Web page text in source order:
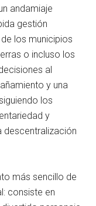
andamiaje
gestión
los municipios
o incluso los
al
y una
los
y
descentralización
más sencillo de
consiste en